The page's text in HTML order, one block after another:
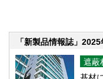
「新製品情報誌」
遮蔽